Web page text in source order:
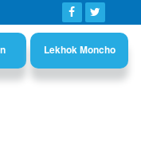
Lekhok Moncho